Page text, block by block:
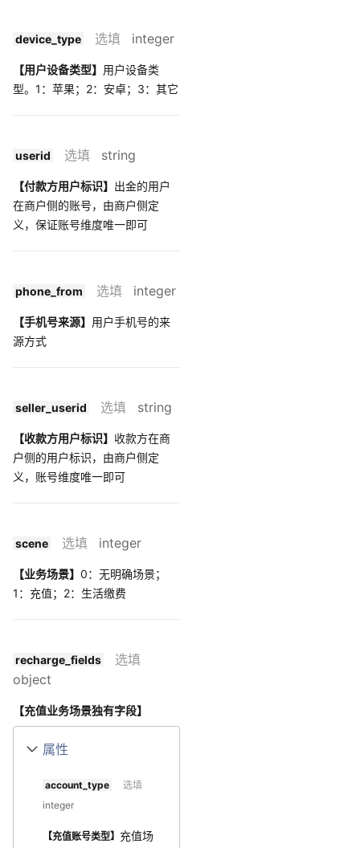
device_type 选填 integer
【用户设备类型】 用户设备类
型。1：苹果；2：安卓；3：其它
userid 选填 string
【付款方用户标识】 出金的用户
在商户侧的账号，由商户侧定
义，保证账号维度唯一即可
phone_from 选填 integer
【手机号来源】 用户手机号的来
源方式
seller_userid 选填 string
【收款方用户标识】 收款方在商
户侧的用户标识，由商户侧定
义，账号维度唯一即可
scene 选填 integer
【业务场景】 0：无明确场景；
1：充值；2：生活缴费
recharge_fields
选填
object
【充值业务场景独有字段】
属性
account_type
选填
integer
【充值账号类型】 充值场